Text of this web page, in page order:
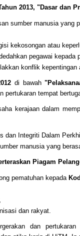
2013, "Dasar dan
sumber manusia
kekosongan atau
pegawai kepada
konflik kepentingan
di bawah
pertukaran tempat
kerajaan dalam
dan Integriti Dalam
manusia yang
Piagam
pematuhan kepada
dan rakyat.
dan